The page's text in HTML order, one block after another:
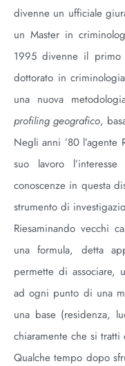
divenne un ufficiale
un Master in
1995 divenne il primo
dottorato in
una nuova
profiling geografico,
Negli anni ’80 l’agente
suo lavoro
conoscenze in questa
strumento di
Riesaminando vecchi
una formula, detta
permette di associare,
ad ogni punto di una
una base (residenza,
chiaramente che si
Qualche tempo dopo